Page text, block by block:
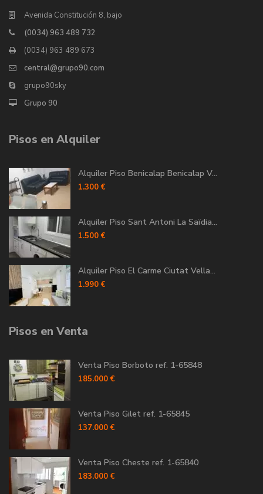
Avenida Constitución 8, bajo
(0034) 963 489 732
(0034) 963 489 673
central@grupo90.com
grupo90sky
Grupo 90
Pisos en Alquiler
Alquiler Piso Benicalap Benicalap V...
1.300 €
Alquiler Piso Sant Antoni La Saïdia...
1.500 €
Alquiler Piso El Carme Ciutat Vella...
1.990 €
Pisos en Venta
Venta Piso Borboto ref. 1-65848
185.000 €
Venta Piso Gilet ref. 1-65845
137.000 €
Venta Piso Cheste ref. 1-65840
183.000 €